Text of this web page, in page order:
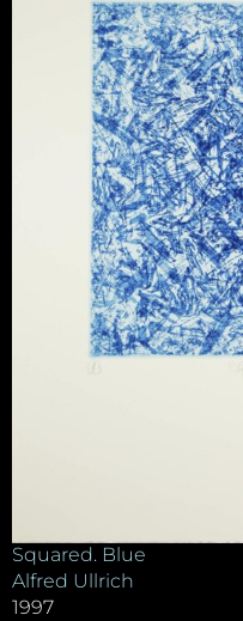
Squared. Blue
Alfred Ullrich
1997